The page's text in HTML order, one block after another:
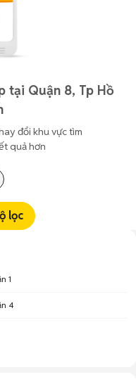
tại Quận 8, Tp Hồ
đổi khu vực tìm
quả hơn
lọc
1
4